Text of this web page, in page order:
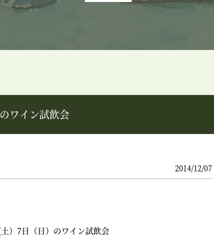
ワイン試飲会
2014/12/07
）7日（日）のワイン試飲会